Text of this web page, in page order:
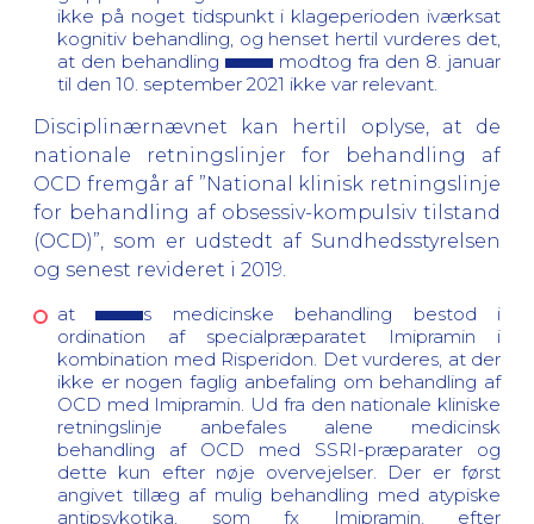
ikke på noget tidspunkt i klageperioden iværksat
kognitiv behandling, og henset hertil vurderes det,
at den behandling
modtog fra den 8. januar
til den 10. september 2021 ikke var relevant.
Disciplinærnævnet kan hertil oplyse, at de
nationale retningslinjer for behandling af
OCD fremgår af ”National klinisk retningslinje
for behandling af obsessiv-kompulsiv tilstand
(OCD)”, som er udstedt af Sundhedsstyrelsen
og senest revideret i 2019.
at
s medicinske behandling bestod i
ordination af specialpræparatet Imipramin i
kombination med Risperidon. Det vurderes, at der
ikke er nogen faglig anbefaling om behandling af
OCD med Imipramin. Ud fra den nationale kliniske
retningslinje anbefales alene medicinsk
behandling af OCD med SSRI-præparater og
dette kun efter nøje overvejelser. Der er først
angivet tillæg af mulig behandling med atypiske
antipsykotika, som fx Imipramin, efter